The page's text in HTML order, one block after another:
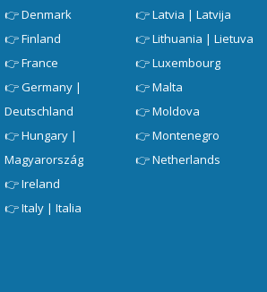
👉Denmark
👉Finland
👉France
👉Germany |
Deutschland
👉Hungary |
Magyarország
👉Ireland
👉Italy | Italia
👉Latvia | Latvija
👉Lithuania | Lietuva
👉Luxembourg
👉Malta
👉Moldova
👉Montenegro
👉Netherlands